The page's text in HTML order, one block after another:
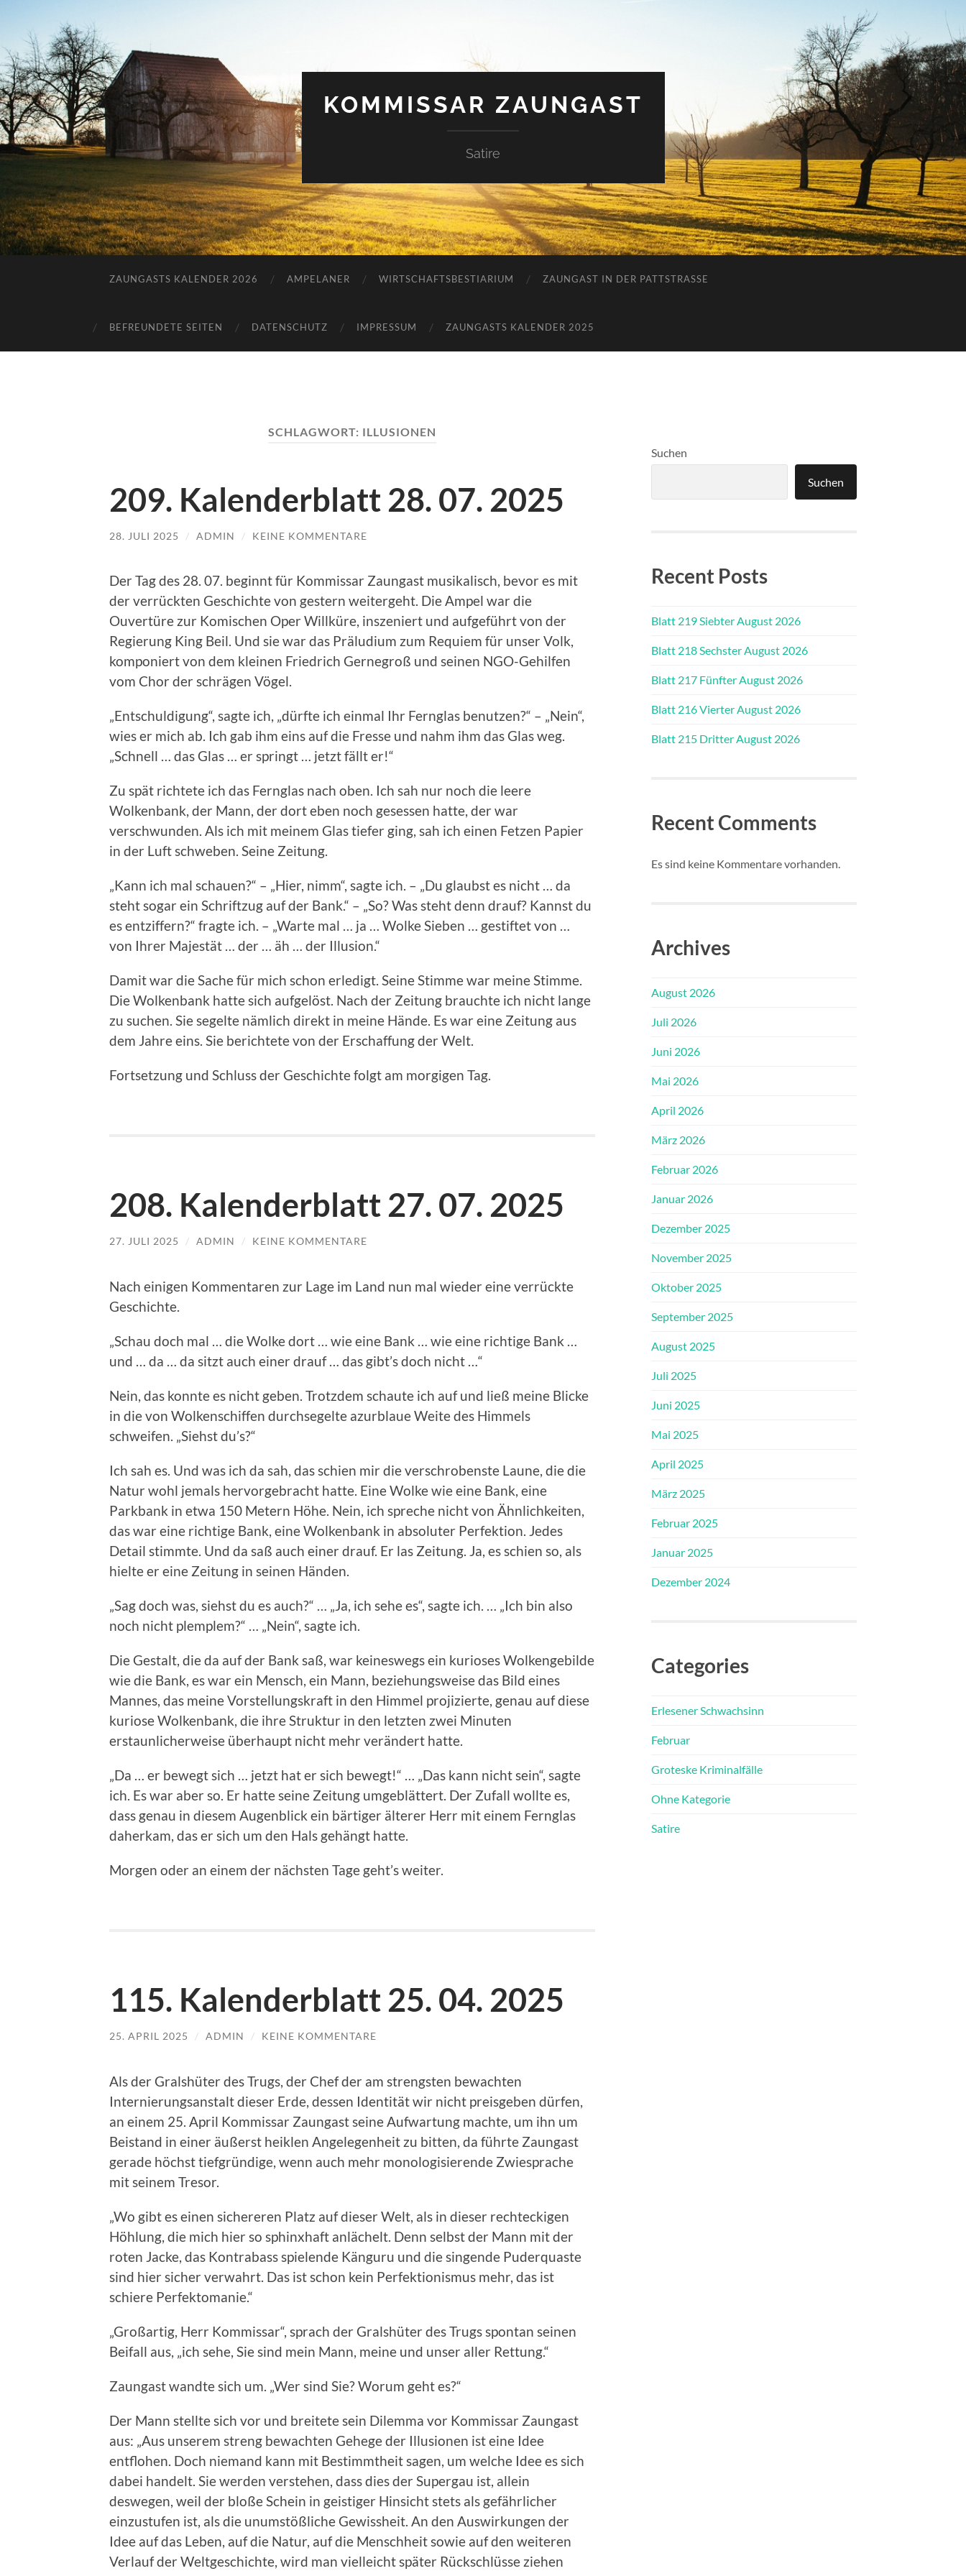
KOMMISSAR ZAUNGAST
Satire
ZAUNGASTS KALENDER 2026 AMPELANER WIRTSCHAFTSBESTIARIUM ZAUNGAST IN DER PATTSTRASSE
BEFREUNDETE SEITEN DATENSCHUTZ IMPRESSUM ZAUNGASTS KALENDER 2025
SCHLAGWORT: ILLUSIONEN
209. Kalenderblatt 28. 07. 2025
28. JULI 2025 / ADMIN / KEINE KOMMENTARE
Der Tag des 28. 07. beginnt für Kommissar Zaungast musikalisch, bevor es mit
der verrückten Geschichte von gestern weitergeht. Die Ampel war die
Ouvertüre zur Komischen Oper Willküre, inszeniert und aufgeführt von der
Regierung King Beil. Und sie war das Präludium zum Requiem für unser Volk,
komponiert von dem kleinen Friedrich Gernegroß und seinen NGO-Gehilfen
vom Chor der schrägen Vögel.
„Entschuldigung“, sagte ich, „dürfte ich einmal Ihr Fernglas benutzen?“ – „Nein“,
wies er mich ab. Ich gab ihm eins auf die Fresse und nahm ihm das Glas weg.
„Schnell … das Glas … er springt … jetzt fällt er!“
Zu spät richtete ich das Fernglas nach oben. Ich sah nur noch die leere
Wolkenbank, der Mann, der dort eben noch gesessen hatte, der war
verschwunden. Als ich mit meinem Glas tiefer ging, sah ich einen Fetzen Papier
in der Luft schweben. Seine Zeitung.
„Kann ich mal schauen?“ – „Hier, nimm“, sagte ich. – „Du glaubst es nicht … da
steht sogar ein Schriftzug auf der Bank.“ – „So? Was steht denn drauf? Kannst du
es entziffern?“ fragte ich. – „Warte mal … ja … Wolke Sieben … gestiftet von …
von Ihrer Majestät … der … äh … der Illusion.“
Damit war die Sache für mich schon erledigt. Seine Stimme war meine Stimme.
Die Wolkenbank hatte sich aufgelöst. Nach der Zeitung brauchte ich nicht lange
zu suchen. Sie segelte nämlich direkt in meine Hände. Es war eine Zeitung aus
dem Jahre eins. Sie berichtete von der Erschaffung der Welt.
Fortsetzung und Schluss der Geschichte folgt am morgigen Tag.
208. Kalenderblatt 27. 07. 2025
27. JULI 2025 / ADMIN / KEINE KOMMENTARE
Nach einigen Kommentaren zur Lage im Land nun mal wieder eine verrückte
Geschichte.
„Schau doch mal … die Wolke dort … wie eine Bank … wie eine richtige Bank …
und … da … da sitzt auch einer drauf … das gibt’s doch nicht …“
Nein, das konnte es nicht geben. Trotzdem schaute ich auf und ließ meine Blicke
in die von Wolkenschiffen durchsegelte azurblaue Weite des Himmels
schweifen. „Siehst du’s?“
Ich sah es. Und was ich da sah, das schien mir die verschrobenste Laune, die die
Natur wohl jemals hervorgebracht hatte. Eine Wolke wie eine Bank, eine
Parkbank in etwa 150 Metern Höhe. Nein, ich spreche nicht von Ähnlichkeiten,
das war eine richtige Bank, eine Wolkenbank in absoluter Perfektion. Jedes
Detail stimmte. Und da saß auch einer drauf. Er las Zeitung. Ja, es schien so, als
hielte er eine Zeitung in seinen Händen.
„Sag doch was, siehst du es auch?“ … „Ja, ich sehe es“, sagte ich. … „Ich bin also
noch nicht plemplem?“ … „Nein“, sagte ich.
Die Gestalt, die da auf der Bank saß, war keineswegs ein kurioses Wolkengebilde
wie die Bank, es war ein Mensch, ein Mann, beziehungsweise das Bild eines
Mannes, das meine Vorstellungskraft in den Himmel projizierte, genau auf diese
kuriose Wolkenbank, die ihre Struktur in den letzten zwei Minuten
erstaunlicherweise überhaupt nicht mehr verändert hatte.
„Da … er bewegt sich … jetzt hat er sich bewegt!“ … „Das kann nicht sein“, sagte
ich. Es war aber so. Er hatte seine Zeitung umgeblättert. Der Zufall wollte es,
dass genau in diesem Augenblick ein bärtiger älterer Herr mit einem Fernglas
daherkam, das er sich um den Hals gehängt hatte.
Morgen oder an einem der nächsten Tage geht’s weiter.
115. Kalenderblatt 25. 04. 2025
25. APRIL 2025 / ADMIN / KEINE KOMMENTARE
Als der Gralshüter des Trugs, der Chef der am strengsten bewachten
Internierungsanstalt dieser Erde, dessen Identität wir nicht preisgeben dürfen,
an einem 25. April Kommissar Zaungast seine Aufwartung machte, um ihn um
Beistand in einer äußerst heiklen Angelegenheit zu bitten, da führte Zaungast
gerade höchst tiefgründige, wenn auch mehr monologisierende Zwiesprache
mit seinem Tresor.
„Wo gibt es einen sichereren Platz auf dieser Welt, als in dieser rechteckigen
Höhlung, die mich hier so sphinxhaft anlächelt. Denn selbst der Mann mit der
roten Jacke, das Kontrabass spielende Känguru und die singende Puderquaste
sind hier sicher verwahrt. Das ist schon kein Perfektionismus mehr, das ist
schiere Perfektomanie.“
„Großartig, Herr Kommissar“, sprach der Gralshüter des Trugs spontan seinen
Beifall aus, „ich sehe, Sie sind mein Mann, meine und unser aller Rettung.“
Zaungast wandte sich um. „Wer sind Sie? Worum geht es?“
Der Mann stellte sich vor und breitete sein Dilemma vor Kommissar Zaungast
aus: „Aus unserem streng bewachten Gehege der Illusionen ist eine Idee
entflohen. Doch niemand kann mit Bestimmtheit sagen, um welche Idee es sich
dabei handelt. Sie werden verstehen, dass dies der Supergau ist, allein
deswegen, weil der bloße Schein in geistiger Hinsicht stets als gefährlicher
einzustufen ist, als die unumstößliche Gewissheit. An den Auswirkungen der
Idee auf das Leben, auf die Natur, auf die Menschheit sowie auf den weiteren
Verlauf der Weltgeschichte, wird man vielleicht später Rückschlüsse ziehen
Suchen
Suchen
Recent Posts
Blatt 219 Siebter August 2026
Blatt 218 Sechster August 2026
Blatt 217 Fünfter August 2026
Blatt 216 Vierter August 2026
Blatt 215 Dritter August 2026
Recent Comments
Es sind keine Kommentare vorhanden.
Archives
August 2026
Juli 2026
Juni 2026
Mai 2026
April 2026
März 2026
Februar 2026
Januar 2026
Dezember 2025
November 2025
Oktober 2025
September 2025
August 2025
Juli 2025
Juni 2025
Mai 2025
April 2025
März 2025
Februar 2025
Januar 2025
Dezember 2024
Categories
Erlesener Schwachsinn
Februar
Groteske Kriminalfälle
Ohne Kategorie
Satire